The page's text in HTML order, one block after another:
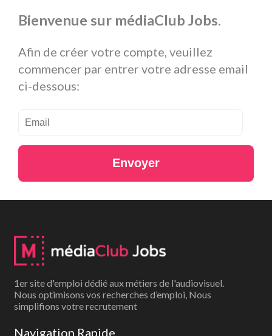
Bienvenue sur médiaClub Jobs.
Afin de créer votre compte, veuillez
commencer par entrer votre adresse email
ci-dessous:
Envoyer
1er site d'emploi dédié aux métiers de l'audiovisuel.
Nous optimisons vos recherches d’emploi, Nous
simplifions votre recrutement
Navigation Rapide